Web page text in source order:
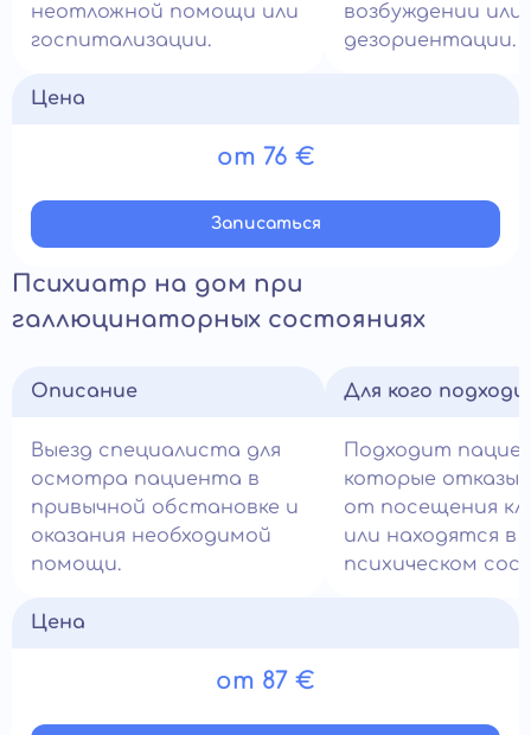
неотложной помощи или
госпитализации.
возбуждении или
дезориентации.
Цена
от 76 €
Записатьcя
Психиатр на дом при
галлюцинаторных состояниях
Описание
Выезд специалиста для
осмотра пациента в
привычной обстановке и
оказания необходимой
помощи.
Для кого
Подходит
которые
от посещения
или находятся в
психическом
Цена
от 87 €